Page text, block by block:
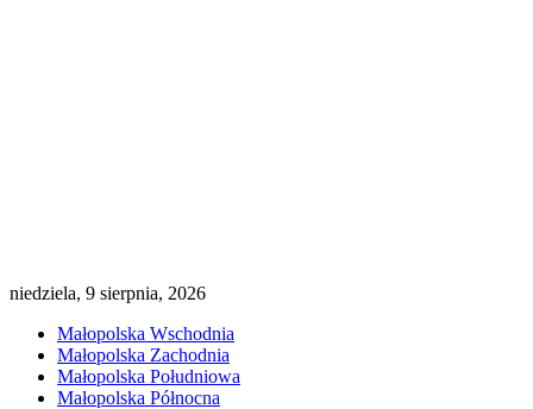
niedziela, 9 sierpnia, 2026
Małopolska Wschodnia
Małopolska Zachodnia
Małopolska Południowa
Małopolska Północna